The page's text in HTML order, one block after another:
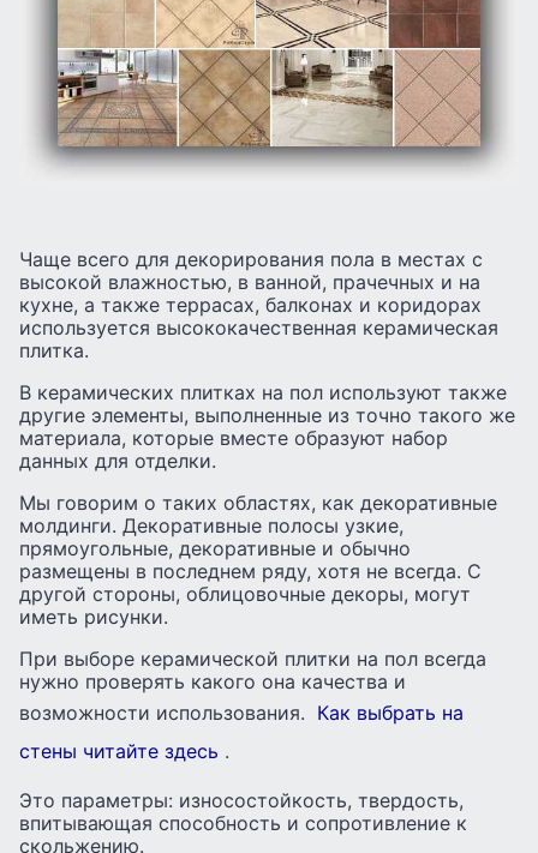
Чаще всего для декорирования пола в местах с
высокой влажностью, в ванной, прачечных и на
кухне, а также террасах, балконах и коридорах
используется высококачественная керамическая
плитка.
В керамических плитках на пол используют также
другие элементы, выполненные из точно такого же
материала, которые вместе образуют набор
данных для отделки.
Мы говорим о таких областях, как декоративные
молдинги. Декоративные полосы узкие,
прямоугольные, декоративные и обычно
размещены в последнем ряду, хотя не всегда. С
другой стороны, облицовочные декоры, могут
иметь рисунки.
При выборе керамической плитки на пол всегда
нужно проверять какого она качества и
возможности использования. Как выбрать на
стены читайте здесь .
Это параметры: износостойкость, твердость,
впитывающая способность и сопротивление к
скольжению.